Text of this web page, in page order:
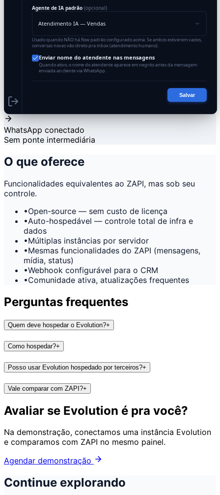
Agente de IA padrão (opcional)
Atendimento IA — Vendas
Usado quando NÃO há flow padrão configurado acima. Se ambos estiverem vazios,
conversas novas vão direto pra inbox (atendimento humano).
Enviar nome do atendente nas mensagens
Quando ativo, o nome do atendente aparece em negrito antes da mensagem
enviada ao cliente via WhatsApp.
Salvar
WhatsApp conectado
Sem ponte intermediária
O que oferece
Funcionalidades equivalentes ao ZAPI, mas sob seu
controle.
•Open-source — sem custo de licença
•Auto-hospedável — controle total de infra e
dados
•Múltiplas instâncias por servidor
•Mesmas funcionalidades do ZAPI (mensagens,
mídia, status)
•Webhook configurável para o CRM
•Comunidade ativa, atualizações frequentes
Perguntas frequentes
Quem deve hospedar o Evolution?+
Como hospedar?+
Posso usar Evolution hospedado por terceiros?+
Vale comparar com ZAPI?+
Avaliar se Evolution é pra você?
Na demonstração, conectamos uma instância Evolution
e comparamos com ZAPI no mesmo painel.
Agendar demonstração
Continue explorando